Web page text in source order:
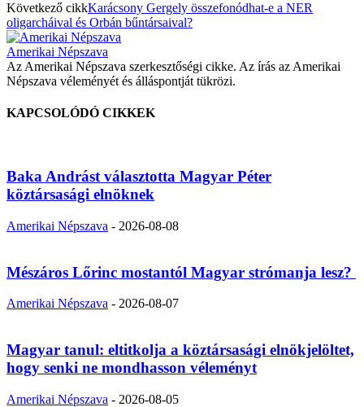
Következő cikkKarácsony Gergely összefonódhat-e a NER
oligarcháival és Orbán bűntársaival?
Amerikai Népszava
Az Amerikai Népszava szerkesztőségi cikke. Az írás az Amerikai
Népszava véleményét és álláspontját tükrözi.
KAPCSOLÓDÓ CIKKEK
Baka Andrást választotta Magyar Péter
köztársasági elnöknek
Amerikai Népszava - 2026-08-08
Mészáros Lőrinc mostantól Magyar strómanja lesz?
Amerikai Népszava - 2026-08-07
Magyar tanul: eltitkolja a köztársasági elnökjelöltet,
hogy senki ne mondhasson véleményt
Amerikai Népszava - 2026-08-05